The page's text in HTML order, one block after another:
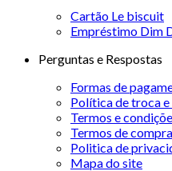
Cartão Le biscuit
Empréstimo Dim
Perguntas e Respostas
Formas de
Política de troca
Termos e
Termos de
Politica de
Mapa do site